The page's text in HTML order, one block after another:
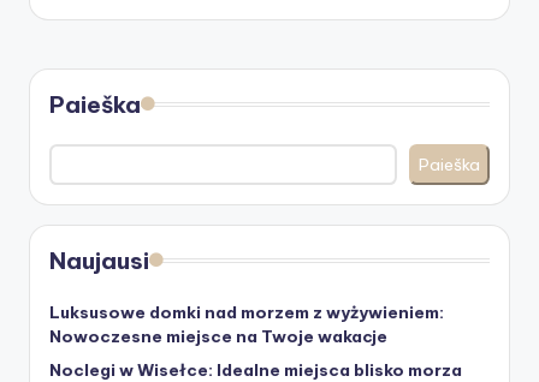
Paieška
Paieška
Naujausi
Luksusowe domki nad morzem z wyżywieniem:
Nowoczesne miejsce na Twoje wakacje
Noclegi w Wisełce: Idealne miejsca blisko morza